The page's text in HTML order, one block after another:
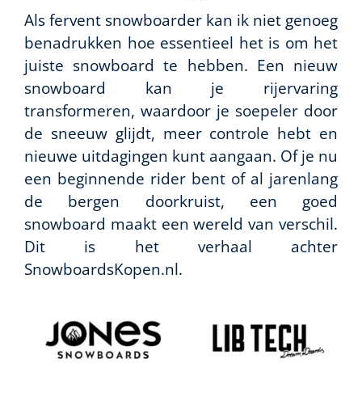
Als fervent snowboarder kan ik niet genoeg
benadrukken hoe essentieel het is om het
juiste snowboard te hebben. Een nieuw
snowboard kan je rijervaring
transformeren, waardoor je soepeler door
de sneeuw glijdt, meer controle hebt en
nieuwe uitdagingen kunt aangaan. Of je nu
een beginnende rider bent of al jarenlang
de bergen doorkruist, een goed
snowboard maakt een wereld van verschil.
Dit is het verhaal achter
SnowboardsKopen.nl.